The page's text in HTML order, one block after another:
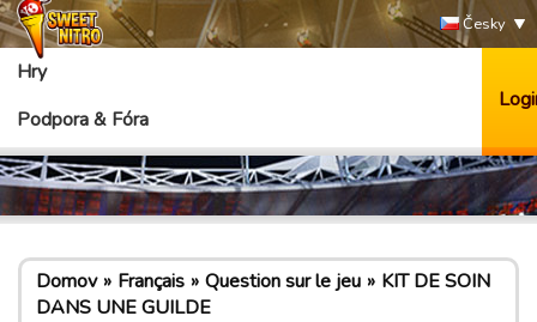
Česky
Hry
Podpora & Fóra
Domov Français Question sur le jeu
KIT DE SOIN
DANS UNE GUILDE